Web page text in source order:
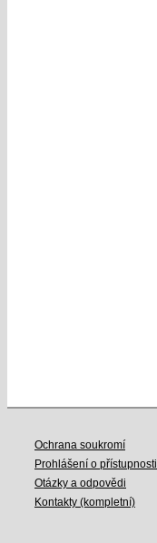
Ochrana soukromí
Prohlášení o přístupnosti
Otázky a odpovědi
Kontakty (kompletní)